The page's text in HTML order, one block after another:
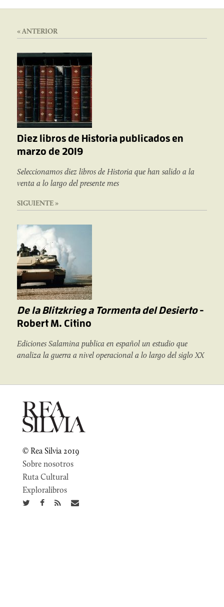
« ANTERIOR
Diez libros de Historia publicados en
marzo de 2019
Seleccionamos diez libros de Historia que han salido a la
venta a lo largo del presente mes
SIGUIENTE »
De la Blitzkrieg a Tormenta del Desierto-
Robert M. Citino
Ediciones Salamina publica en español un estudio que
analiza la guerra a nivel operacional a lo largo del siglo XX
© Rea Silvia 2019
Sobre nosotros
Ruta Cultural
Exploralibros